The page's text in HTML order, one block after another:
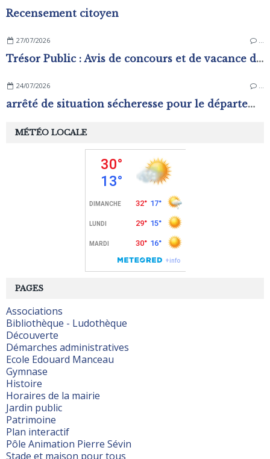
Recensement citoyen
27/07/2026 …
Trésor Public : Avis de concours et de vacance d'emplois
24/07/2026 …
arrêté de situation sécheresse pour le département de l'Orne.
PAGES
Associations
Bibliothèque - Ludothèque
Découverte
Démarches administratives
Ecole Edouard Manceau
Gymnase
Histoire
Horaires de la mairie
Jardin public
Patrimoine
Plan interactif
Pôle Animation Pierre Sévin
Stade et maison pour tous
MÉTÉO LOCALE